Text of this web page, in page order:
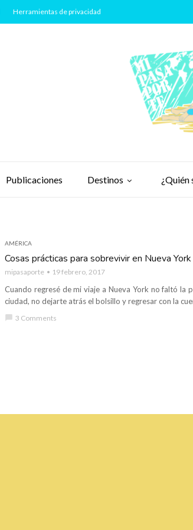
Publicaciones Destinos ¿Quién
Herramientas de privacidad
AMÉRICA
Cosas prácticas para sobrevivir en Nueva York
mipasaporte 19 febrero, 2017
Cuando regresé de mi viaje a Nueva York no faltó la
ciudad, no dejarte atrás el bolsillo y regresar con la
chat_bubble 3 Comments